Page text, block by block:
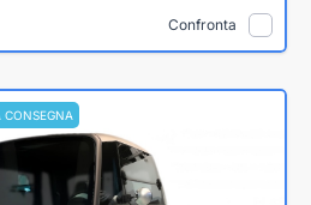
Confronta
CONSEGNA